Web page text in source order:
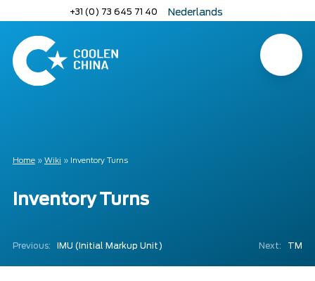
+31 (0) 73 645 71 40
Nederlands
Home Menu
Home» Wiki » Inventory Turns
Inventory Turns
Previous: IMU (Initial Markup Unit) Next: TM